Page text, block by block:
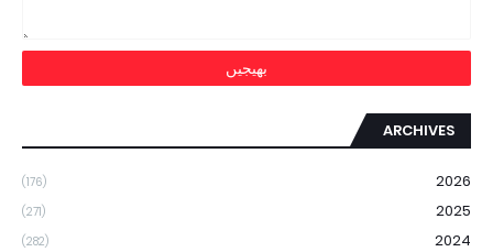
ARCHIVES
2026
(176)
2025
(271)
2024
(282)